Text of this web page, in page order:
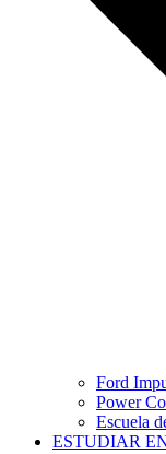
Ford
Power
Escuela
ESTUDIAR